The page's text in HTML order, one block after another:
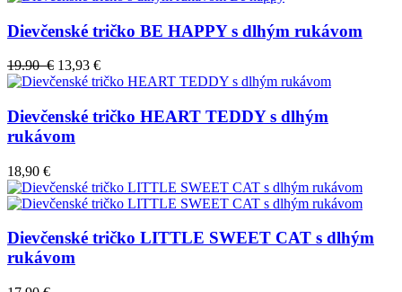
Dievčenské tričko BE HAPPY s dlhým rukávom
19.90 € 13,93 €
Dievčenské tričko HEART TEDDY s dlhým
rukávom
18,90 €
Dievčenské tričko LITTLE SWEET CAT s dlhým
rukávom